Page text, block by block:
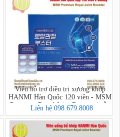
Viên hỗ trợ điều trị xương khớp
HANMI Hàn Quốc 120 viên - MSM
Premium Royal Joint Booster (mẫu
Liên hệ 098.679.8008